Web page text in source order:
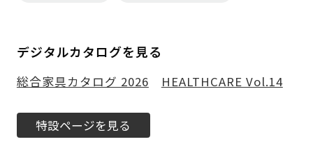
デジタルカタログを見る
総合家具カタログ 2026 HEALTHCARE Vol.14
特設ページを見る